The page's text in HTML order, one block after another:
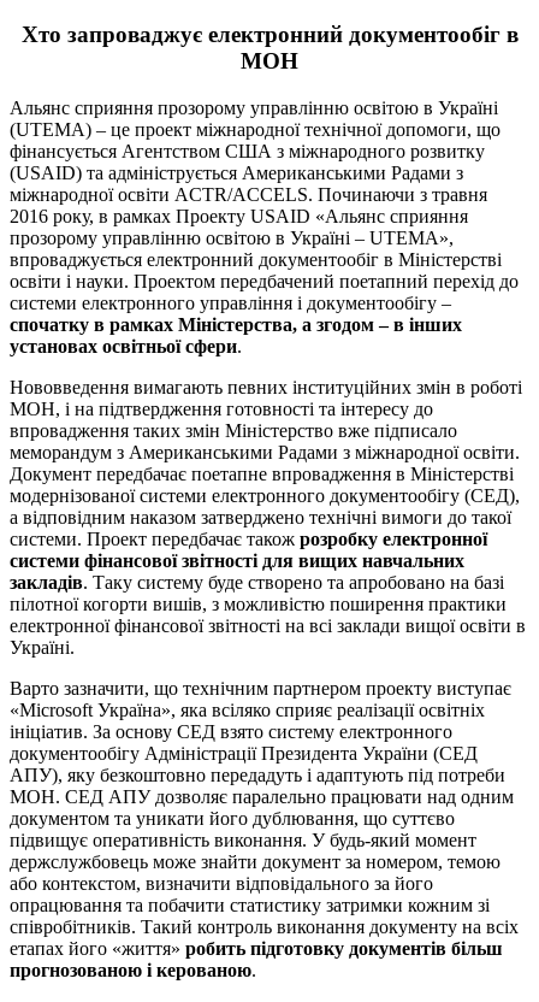
Хто запроваджує електронний документообіг в
МОН
Альянс сприяння прозорому управлінню освітою в Україні
(UTEMA) – це проект міжнародної технічної допомоги, що
фінансується Агентством США з міжнародного розвитку
(USAID) та адмініструється Американськими Радами з
міжнародної освіти ACTR/ACCELS. Починаючи з травня
2016 року, в рамках Проекту USAID «Альянс сприяння
прозорому управлінню освітою в Україні – UTEMА»,
впроваджується електронний документообіг в Міністерстві
освіти і науки. Проектом передбачений поетапний перехід до
системи електронного управління і документообігу –
спочатку в рамках Міністерства, а згодом – в інших
установах освітньої сфери.
Нововведення вимагають певних інституційних змін в роботі
МОН, і на підтвердження готовності та інтересу до
впровадження таких змін Міністерство вже підписало
меморандум з Американськими Радами з міжнародної освіти.
Документ передбачає поетапне впровадження в Міністерстві
модернізованої системи електронного документообігу (СЕД),
а відповідним наказом затверджено технічні вимоги до такої
системи. Проект передбачає також розробку електронної
системи фінансової звітності для вищих навчальних
закладів. Таку систему буде створено та апробовано на базі
пілотної когорти вишів, з можливістю поширення практики
електронної фінансової звітності на всі заклади вищої освіти в
Україні.
Варто зазначити, що технічним партнером проекту виступає
«Microsoft Україна», яка всіляко сприяє реалізації освітніх
ініціатив. За основу СЕД взято систему електронного
документообігу Адміністрації Президента України (СЕД
АПУ), яку безкоштовно передадуть і адаптують під потреби
МОН. СЕД АПУ дозволяє паралельно працювати над одним
документом та уникати його дублювання, що суттєво
підвищує оперативність виконання. У будь-який момент
держслужбовець може знайти документ за номером, темою
або контекстом, визначити відповідального за його
опрацювання та побачити статистику затримки кожним зі
співробітників. Такий контроль виконання документу на всіх
етапах його «життя» робить підготовку документів більш
прогнозованою і керованою.